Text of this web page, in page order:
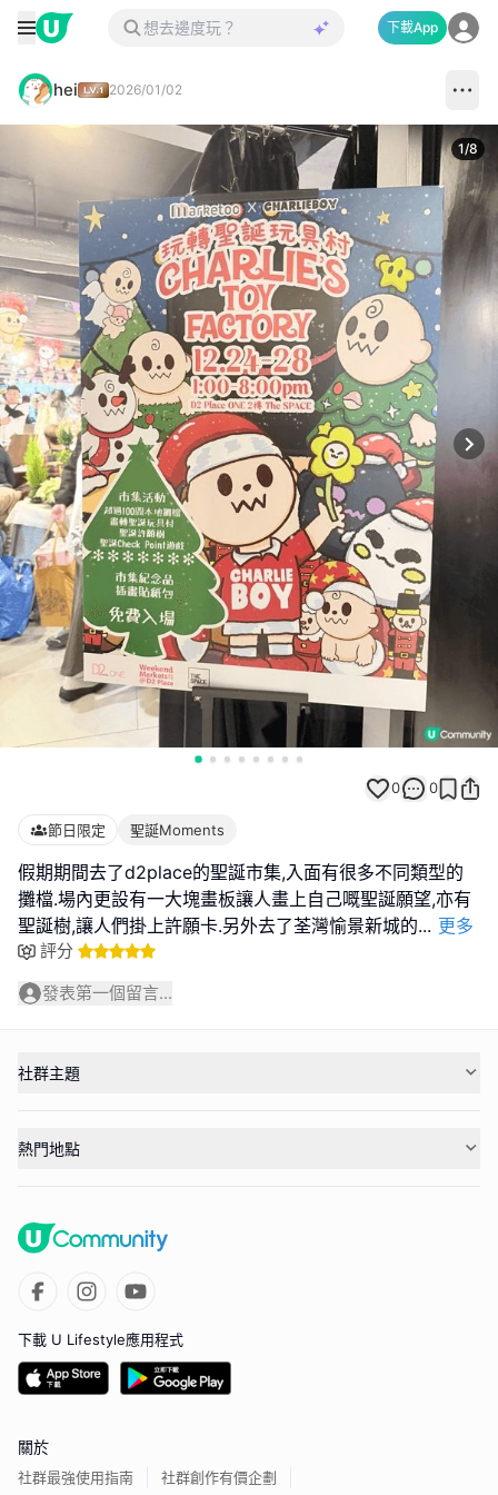
下載App
hei 2026/01/02
1/8
0 0
節日限定 聖誕Moments
假期期間去了d2place的聖誕市集,入面有很多不同類型的
攤檔.場內更設有一大塊畫板讓人畫上自己嘅聖誕願望,亦有
聖誕樹,讓人們掛上許願卡.另外去了荃灣愉景新城的... 更多
評分
發表第一個留言...
社群主題
熱門地點
下載 U Lifestyle應用程式
關於
社群最強使用指南 社群創作有價企劃